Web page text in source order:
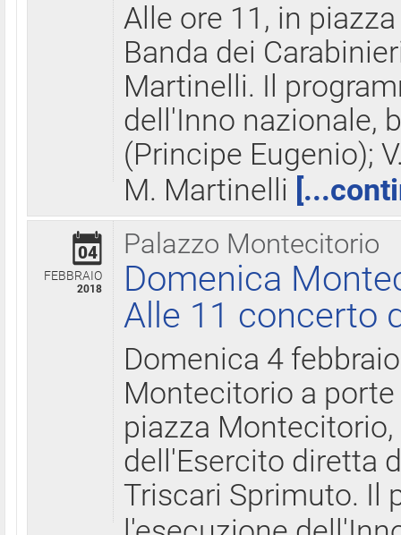
Alle ore 11, in
Banda dei
Martinelli. Il
dell'Inno nazionale,
(Principe Eugenio);
M. Martinelli
Palazzo Montecitorio
04
FEBBRAIO
2018
Domenica
Alle 11 concerto
Domenica 4
Montecitorio a
piazza
dell'Esercito diretta
Triscari Sprimuto. Il